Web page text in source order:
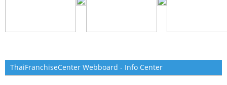
ThaiFranchiseCenter Webboard - Info Center